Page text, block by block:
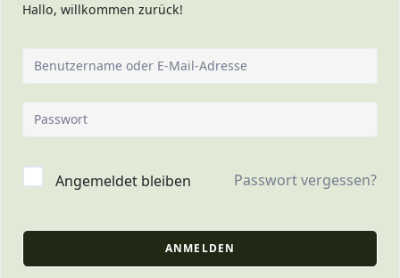
Hallo, willkommen zurück!
Angemeldet bleiben Passwort vergessen?
ANMELDEN